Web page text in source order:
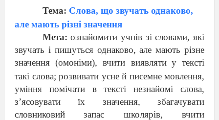
Тема: Слова, що звучать однаково,
але мають різні значення
Мета:ознайомити учнів зі словами, які
звучать і пишуться однаково, але мають різне
значення (омоніми), вчити виявляти у тексті
такі слова; розвивати усне й писемне мовлення,
уміння помічати в тексті незнайомі слова,
з’ясовувати їх значення, збагачувати
словниковий
запас школярів, вчити